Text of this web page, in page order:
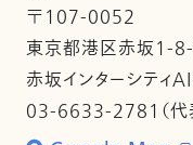
〒107-0052
東京都港区赤坂1-
赤坂インターシティ
03-6633-2781（代